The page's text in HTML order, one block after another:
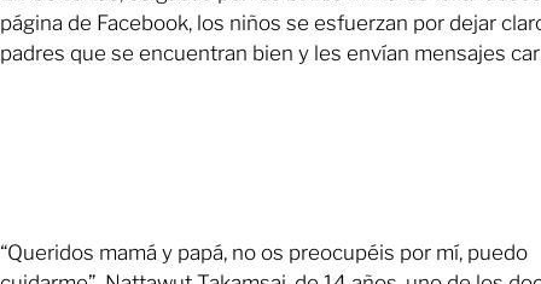
página de Facebook, los niños se esfuerzan por dejar
padres que se encuentran bien y les envían mensajes
“Queridos mamá y papá, no os preocupéis por mí, puedo